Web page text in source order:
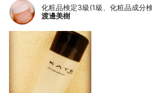
化粧品検定3級(1級、化粧品成分
渡邊美樹